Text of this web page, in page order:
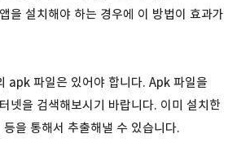
을 설치해야 하는 경우에 이 방법이 효과가
apk 파일은 있어야 합니다. Apk 파일을
넷을 검색해보시기 바랍니다. 이미 설치한
을 통해서 추출해낼 수 있습니다.